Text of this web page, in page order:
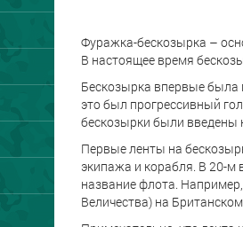
Фуражка-бескозырка –
В настоящее время
Бескозырка впервые была
это был прогрессивный
бескозырки были введены
Первые ленты на
экипажа и корабля. В 20-м
название флота.
Величества) на